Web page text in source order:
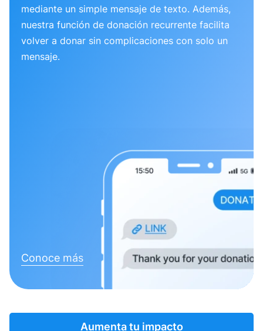
mediante un simple mensaje de texto. Además,
nuestra función de donación recurrente facilita
volver a donar sin complicaciones con solo un
mensaje.
Conoce más
Aumenta tu impacto